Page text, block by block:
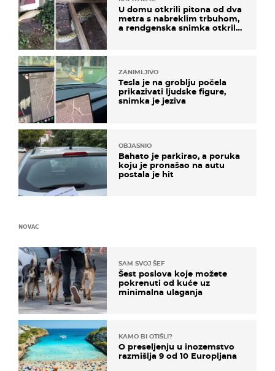
U domu otkrili pitona od dva
metra s nabreklim trbuhom,
a rendgenska snimka otkrila
ZANIMLJIVO
Tesla je na groblju počela
prikazivati ljudske figure,
snimka je jeziva
OBJASNIO
Bahato je parkirao, a poruka
koju je pronašao na autu
postala je hit
NOVAC
SAM SVOJ ŠEF
Šest poslova koje možete
pokrenuti od kuće uz
minimalna ulaganja
KAMO BI OTIŠLI?
O preseljenju u inozemstvo
razmišlja 9 od 10 Europljana